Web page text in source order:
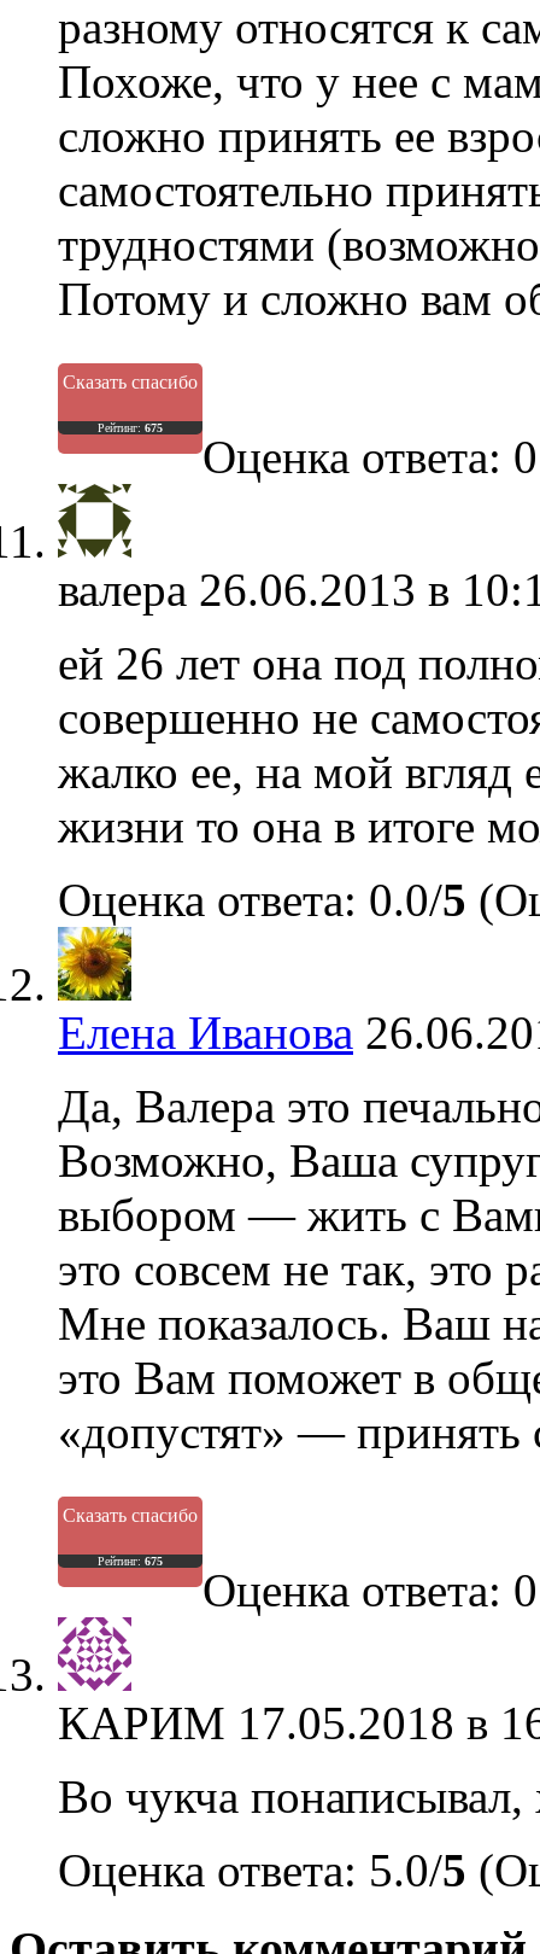
разному относятся к
Похоже, что у нее с
сложно принять ее
самостоятельно
трудностями
Потому и сложно вам
Сказать спасибо
Рейтинг: 675
Оценка ответа:
валера 26.06.2013 в
ей 26 лет она под
совершенно не
жалко ее, на мой вгляд
жизни то она в итоге
Оценка ответа: 0.0/5
Елена Иванова
Да, Валера это
Возможно, Ваша
выбором — жить с
это совсем не так, это
Мне показалось. Ваш
это Вам поможет в
«допустят» — принять
Сказать спасибо
Рейтинг: 675
Оценка ответа:
КАРИМ 17.05.2018 в
Во чукча
Оценка ответа: 5.0/5